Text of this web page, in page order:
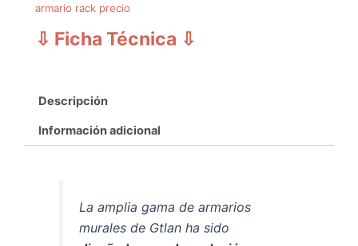
armario rack precio
⇩ Ficha Técnica ⇩
Descripción
Información adicional
La amplia gama de armarios
murales de Gtlan ha sido